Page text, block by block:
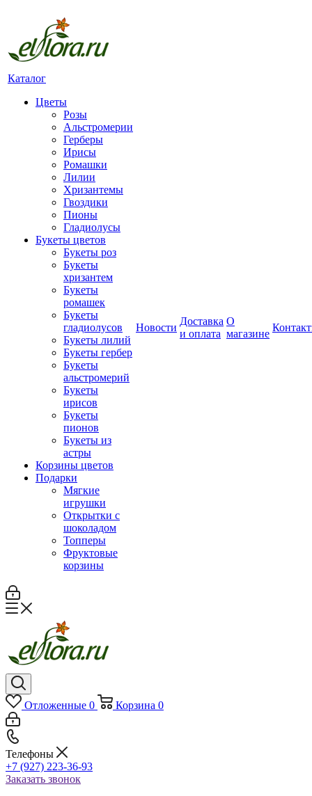
Каталог
Цветы
Розы
Альстромерии
Герберы
Ирисы
Ромашки
Лилии
Хризантемы
Гвоздики
Пионы
Гладиолусы
Букеты цветов
Букеты роз
Букеты
хризантем
Букеты
ромашек
Букеты
гладиолусов
Букеты лилий
Букеты гербер
Букеты
альстромерий
Букеты
ирисов
Букеты
пионов
Букеты из
астры
Корзины цветов
Подарки
Мягкие
игрушки
Открытки с
шоколадом
Топперы
Фруктовые
корзины
Новости
Доставка
и оплата
О
магазине
Отложенные 0 Корзина 0
Телефоны
+7 (927) 223-36-93
Заказать звонок